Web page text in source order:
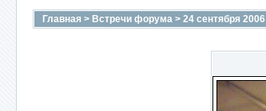
Главная > Встречи форума > 24 сентября